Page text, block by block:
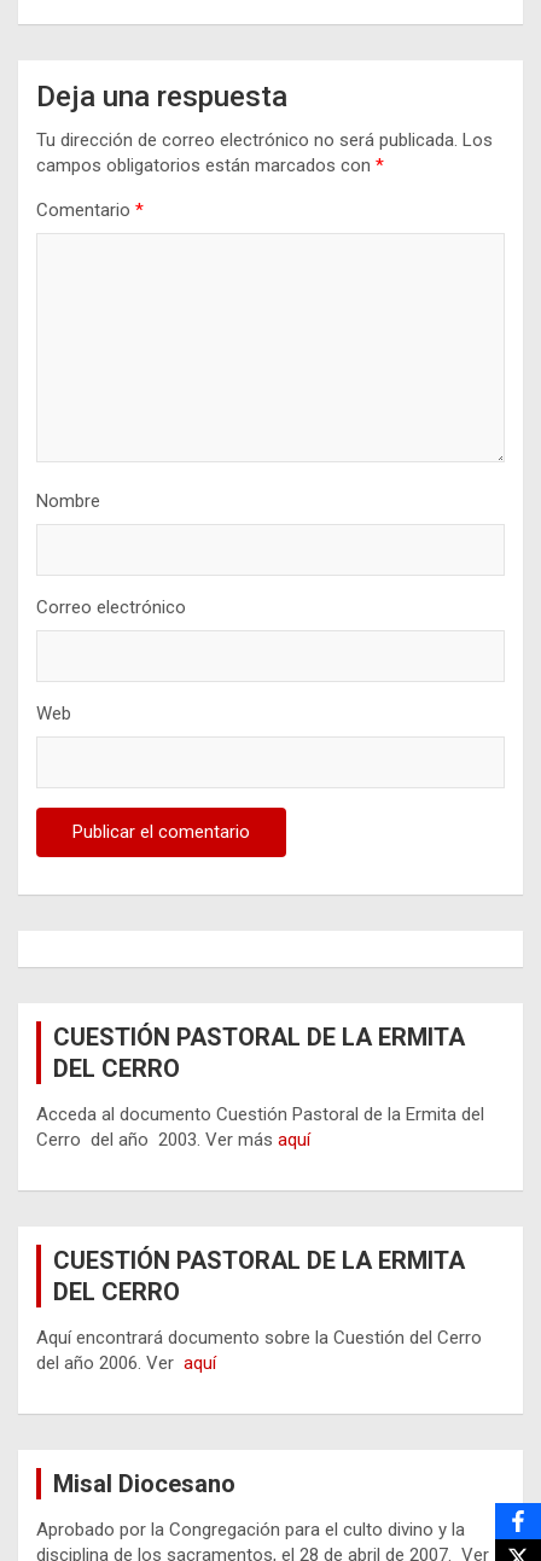
Deja una respuesta
Tu dirección de correo electrónico no será publicada. Los
campos obligatorios están marcados con *
Comentario *
Nombre
Correo electrónico
Web
CUESTIÓN PASTORAL DE LA ERMITA
DEL CERRO
Acceda al documento Cuestión Pastoral de la Ermita del
Cerro del año 2003. Ver más aquí
CUESTIÓN PASTORAL DE LA ERMITA
DEL CERRO
Aquí encontrará documento sobre la Cuestión del Cerro
del año 2006. Ver aquí
Misal Diocesano
Aprobado por la Congregación para el culto divino y la
disciplina de los sacramentos, el 28 de abril de 2007. Ver